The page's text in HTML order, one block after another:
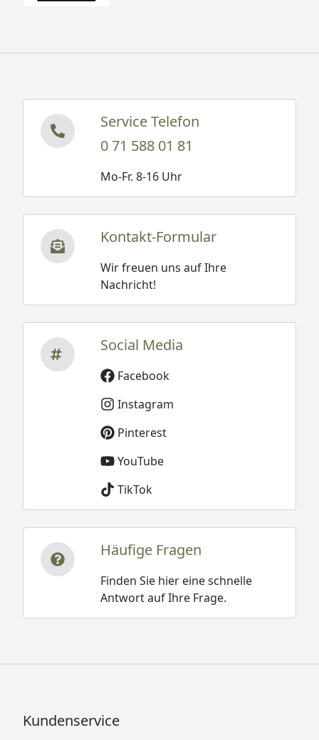
Service Telefon
0 71 588 01 81
Mo-Fr. 8-16 Uhr
Kontakt-Formular
Wir freuen uns auf Ihre
Nachricht!
Social Media
Facebook
Instagram
Pinterest
YouTube
TikTok
Häufige Fragen
Finden Sie hier eine schnelle
Antwort auf Ihre Frage.
Kundenservice